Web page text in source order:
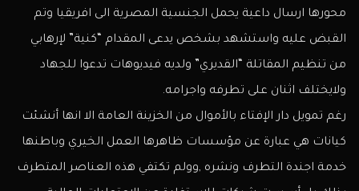
محورها ارسال داعية يحمل الجنسية المصرية الى افريقيا وتم
القبض عليه واستشهد بشخص يدعى المقدام “كنية” لإرهابي
من تنظيم المقاتلة “القديري” ولديه فيديوهات تدعوا للجهاد
ولايختلف اثنان على تطرفه واجرامه.
رغم تمويل دار الإفتاء بالأموال من الخزينة العامة الا انها أنشئت
كيانات هي عبارة عن مؤسسات ظاهرها العمل الخيري وباطنها
خدمة اجندة التطرف ونشره ,وولم تكتفي هذه العناصر المتطرف